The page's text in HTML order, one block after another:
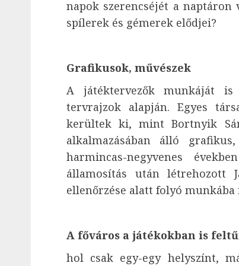
napok szerencséjét a
spílerek és gémerek elődjei?
Grafikusok, művészek
A játéktervezők munkáját
tervrajzok alapján. Egyes
kerültek ki, mint Bortnyik
alkalmazásában álló
harmincas-negyvenes
államosítás után létrehozott
ellenőrzése alatt folyó
A főváros a játékokban is
hol csak egy-egy helyszínt,